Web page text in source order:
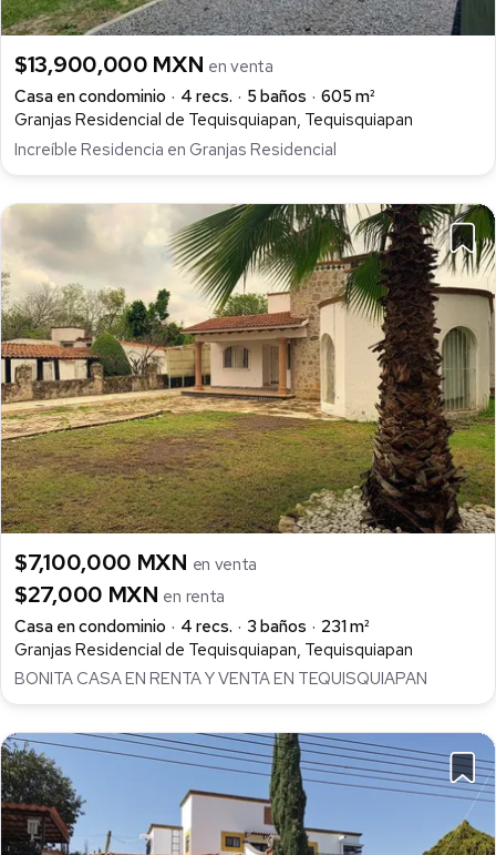
$13,900,000 MXN en venta
Casa en condominio
4 recs. 5 baños
605 m²
Granjas Residencial de Tequisquiapan, Tequisquiapan
Increíble Residencia en Granjas Residencial
$7,100,000 MXN en venta
$27,000 MXN en renta
Casa en condominio
4 recs. 3 baños
231 m²
Granjas Residencial de Tequisquiapan, Tequisquiapan
BONITA CASA EN RENTA Y VENTA EN TEQUISQUIAPAN